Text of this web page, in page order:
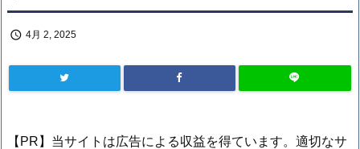
 4月 2, 2025
【PR】当サイトは広告による収益を得ています。適切なサ